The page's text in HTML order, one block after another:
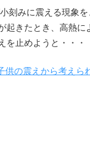
刻みに震える現象を
起きたとき、高熱に
を止めようと・・・
供の震えから考え